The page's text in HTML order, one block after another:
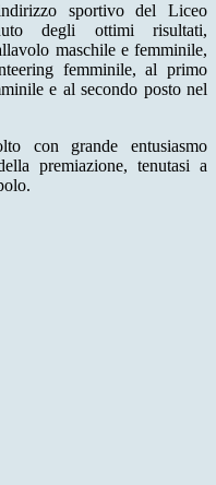
sportivo del Liceo
degli ottimi risultati,
maschile e femminile,
femminile, al primo
e al secondo posto nel
con grande entusiasmo
premiazione, tenutasi a